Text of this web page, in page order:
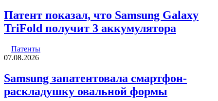
Патент показал, что Samsung Galaxy
TriFold получит 3 аккумулятора
Патенты
07.08.2026
Samsung запатентовала смартфон-
раскладушку овальной формы